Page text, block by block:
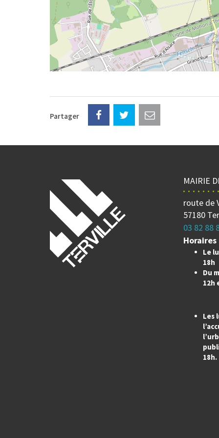
Partager
MAIRIE
route de
57180
03 82 88
Le
18h
Du
12h
Les
18h.